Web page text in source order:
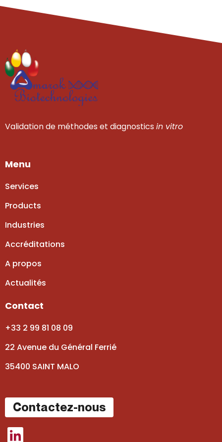
Validation de méthodes et diagnostics in vitro
Menu
Services
Products
Industries
Accréditations
A propos
Actualités
Contact
+33 2 99 81 08 09
22 Avenue du Général Ferrié
35400 SAINT MALO
Contactez-nous